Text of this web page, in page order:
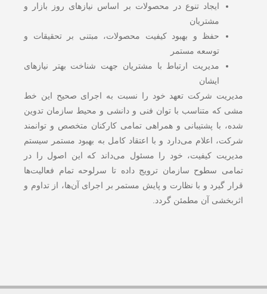
ایجاد تنوع در محصولات بر اساس نیازهای روز بازار و
مشتریان
حفظ و بهبود کیفیت محصولات، مبتنی بر تحقیقات و
توسعه مستمر
مدیریت ارتباط با مشتریان جهت شناخت بهتر نیازهای
ایشان
مدیریت شرکت تعهد خود را نسبت به اجرای صحیح این خط
مشی که متناسب با توان فنی و دانشی و محیط سازمان تدوین
شده، با پشتیبانی و همراهی تمامی کارکنان متخصص و توانمند
شرکت، اعلام می‌دارد و با اعتقاد کامل به بهبود مستمر سیستم
مدیریت کیفیت، خود را مسئول می‌داند که این اصول را در
تمامی سطوح سازمان ترویج داده تا سرلوحه تمام فعالیت‌ها
قرار گیرد و با نظارت و پایش مستمر بر اجرای آن‌ها، از تداوم و
اثربخشی آن مطمئن گردد.